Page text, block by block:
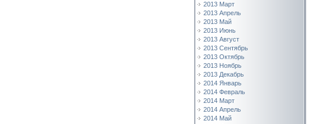
2013 Март
2013 Апрель
2013 Май
2013 Июнь
2013 Август
2013 Сентябрь
2013 Октябрь
2013 Ноябрь
2013 Декабрь
2014 Январь
2014 Февраль
2014 Март
2014 Апрель
2014 Май